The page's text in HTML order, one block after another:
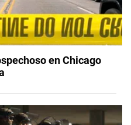
en Chicago